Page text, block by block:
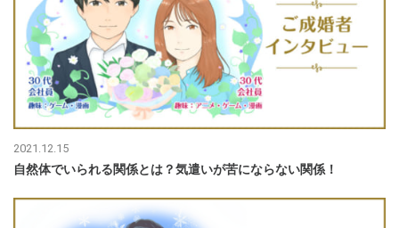
2021.12.15
自然体でいられる関係とは？気遣いが苦にならない関係！